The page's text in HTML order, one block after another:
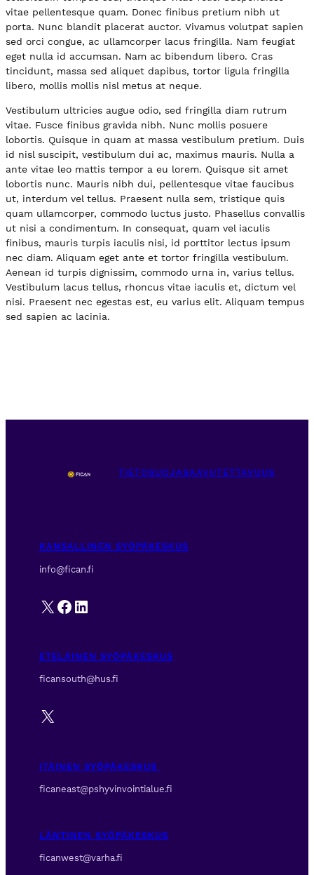
vitae pellentesque quam. Donec finibus pretium nibh ut
porta. Nunc blandit placerat auctor. Vivamus volutpat sapien
sed orci congue, ac ullamcorper lacus fringilla. Nam feugiat
eget nulla id accumsan. Nam ac bibendum libero. Cras
tincidunt, massa sed aliquet dapibus, tortor ligula fringilla
libero, mollis mollis nisl metus at neque.
Vestibulum ultricies augue odio, sed fringilla diam rutrum
vitae. Fusce finibus gravida nibh. Nunc mollis posuere
lobortis. Quisque in quam at massa vestibulum pretium. Duis
id nisl suscipit, vestibulum dui ac, maximus mauris. Nulla a
ante vitae leo mattis tempor a eu lorem. Quisque sit amet
lobortis nunc. Mauris nibh dui, pellentesque vitae faucibus
ut, interdum vel tellus. Praesent nulla sem, tristique quis
quam ullamcorper, commodo luctus justo. Phasellus convallis
ut nisi a condimentum. In consequat, quam vel iaculis
finibus, mauris turpis iaculis nisi, id porttitor lectus ipsum
nec diam. Aliquam eget ante et tortor fringilla vestibulum.
Aenean id turpis dignissim, commodo urna in, varius tellus.
Vestibulum lacus tellus, rhoncus vitae iaculis et, dictum vel
nisi. Praesent nec egestas est, eu varius elit. Aliquam tempus
sed sapien ac lacinia.
TIETOSUOJASAAVUTETTAVUUS
KANSALLINEN SYÖPÄKESKUS
info@fican.fi
X Facebook
LinkedIn
ETELÄINEN SYÖPÄKESKUS
ficansouth@hus.fi
X
ITÄINEN SYÖPÄKESKUS
ficaneast@pshyvinvointialue.fi
LÄNTINEN SYÖPÄKESKUS
ficanwest@varha.fi